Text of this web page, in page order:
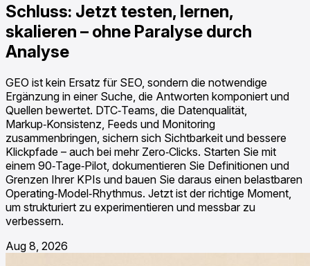
Schluss: Jetzt testen, lernen,
skalieren – ohne Paralyse durch
Analyse
GEO ist kein Ersatz für SEO, sondern die notwendige
Ergänzung in einer Suche, die Antworten komponiert und
Quellen bewertet. DTC‑Teams, die Datenqualität,
Markup‑Konsistenz, Feeds und Monitoring
zusammenbringen, sichern sich Sichtbarkeit und bessere
Klickpfade – auch bei mehr Zero‑Clicks. Starten Sie mit
einem 90‑Tage‑Pilot, dokumentieren Sie Definitionen und
Grenzen Ihrer KPIs und bauen Sie daraus einen belastbaren
Operating‑Model‑Rhythmus. Jetzt ist der richtige Moment,
um strukturiert zu experimentieren und messbar zu
verbessern.
Aug 8, 2026